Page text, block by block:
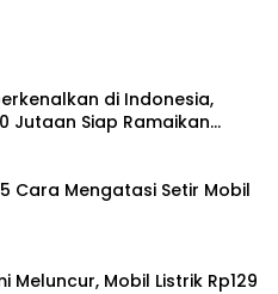
di Indonesia,
Jutaan Siap Ramaikan
Cara Mengatasi Setir Mobil
Meluncur, Mobil Listrik Rp129